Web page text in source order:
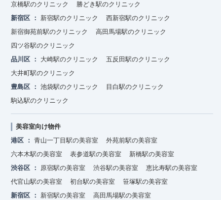
京橋駅のクリニック
勝どき駅のクリニック
新宿区
新宿駅のクリニック
西新宿駅のクリニック
新宿御苑前駅のクリニック
高田馬場駅のクリニック
四ツ谷駅のクリニック
品川区
大崎駅のクリニック
五反田駅のクリニック
大井町駅のクリニック
豊島区
池袋駅のクリニック
目白駅のクリニック
駒込駅のクリニック
美容室向け物件
港区
青山一丁目駅の美容室
外苑前駅の美容室
六本木駅の美容室
表参道駅の美容室
新橋駅の美容室
渋谷区
原宿駅の美容室 渋谷駅の美容室
恵比寿駅の美容室
代官山駅の美容室
初台駅の美容室
笹塚駅の美容室
新宿区
新宿駅の美容室
高田馬場駅の美容室